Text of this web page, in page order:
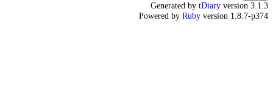
Generated by tDiary version 3.1.3
Powered by Ruby version 1.8.7-p374